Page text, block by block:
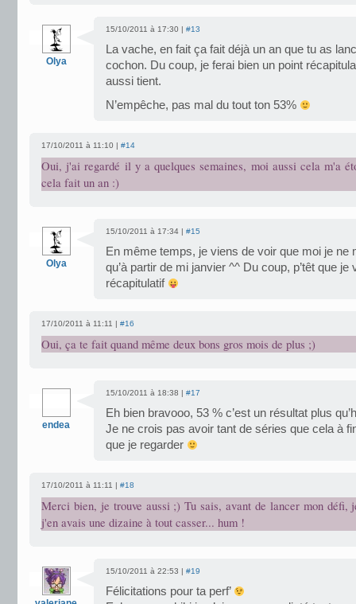
Olya
15/10/2011 à 17:30 | #13
La vache, en fait ça fait déjà un an que tu as
cochon. Du coup, je ferai bien un point
aussi tient.
N’empêche, pas mal du tout ton 53%
17/10/2011 à 11:10 | #14
Oui, j'ai regardé il y a quelques semaines, moi aussi cela m'a
cela fait un an :)
Olya
15/10/2011 à 17:34 | #15
En même temps, je viens de voir que moi je ne
qu’à partir de mi janvier ^^ Du coup, p’têt que
récapitulatif
17/10/2011 à 11:11 | #16
Oui, ça te fait quand même deux bons gros mois de plus ;)
endea
15/10/2011 à 18:38 | #17
Eh bien bravooo, 53 % c’est un résultat plus
Je ne crois pas avoir tant de séries que cela à
que je regarder
17/10/2011 à 11:11 | #18
Merci bien, je trouve aussi ;) Tu sais, avant de lancer mon défi,
j'en avais une dizaine à tout casser... hum !
15/10/2011 à 22:53 | #19
Félicitations pour ta perf’